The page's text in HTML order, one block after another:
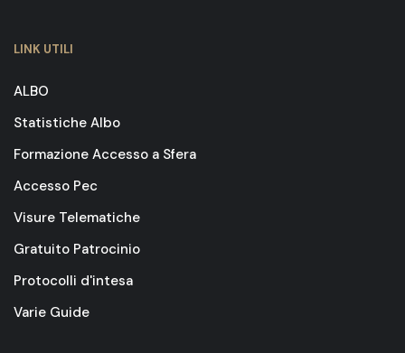
LINK UTILI
ALBO
Statistiche Albo
Formazione Accesso a Sfera
Accesso Pec
Visure Telematiche
Gratuito Patrocinio
Protocolli d'intesa
Varie Guide